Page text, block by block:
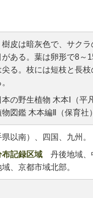
皮は暗灰色で、サクラ
ある。葉は卵形で8～
尖る。枝には短枝と長
の野生植物 木本Ⅰ（平
物図鑑 木本編Ⅱ（保育社
以南）、四国、九州。
記録区域 丹後地域、
、京都市域北部。